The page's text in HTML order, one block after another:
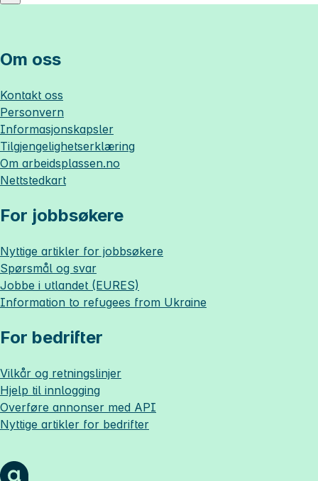
Om oss
Kontakt oss
Personvern
Informasjonskapsler
Tilgjengelighetserklæring
Om arbeidsplassen.no
Nettstedkart
For jobbsøkere
Nyttige artikler for jobbsøkere
Spørsmål og svar
Jobbe i utlandet (EURES)
Information to refugees from Ukraine
For bedrifter
Vilkår og retningslinjer
Hjelp til innlogging
Overføre annonser med API
Nyttige artikler for bedrifter